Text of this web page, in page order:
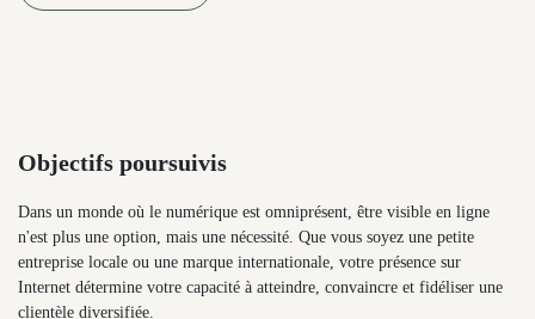
Objectifs poursuivis
Dans un monde où le numérique est omniprésent, être
visible en ligne n'est plus une option, mais une nécessité.
Que vous soyez une petite entreprise locale ou une
marque internationale, votre présence sur Internet
détermine votre capacité à atteindre, convaincre et fidéliser